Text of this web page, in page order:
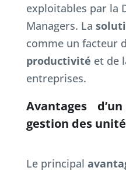
exploitables par la
Managers. La
comme un facteur
productivité et de
entreprises.
Avantages
gestion des
Le principal